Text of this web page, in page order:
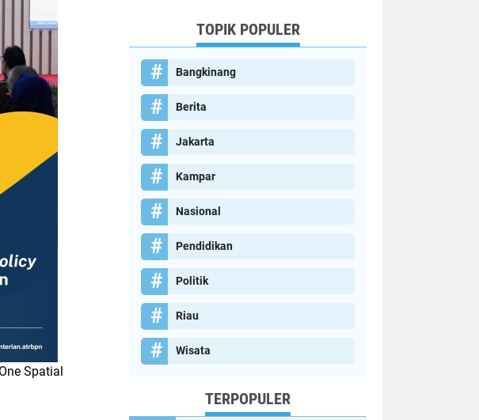
Spatial
TOPIK POPULER
Bangkinang
Berita
Jakarta
Kampar
Nasional
Pendidikan
Politik
Riau
Wisata
TERPOPULER